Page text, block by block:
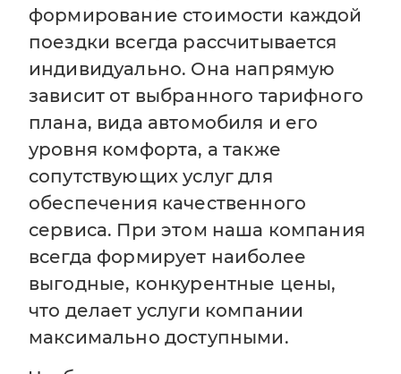
формирование стоимости каждой
поездки всегда рассчитывается
индивидуально. Она напрямую
зависит от выбранного тарифного
плана, вида автомобиля и его
уровня комфорта, а также
сопутствующих услуг для
обеспечения качественного
сервиса. При этом наша компания
всегда формирует наиболее
выгодные, конкурентные цены,
что делает услуги компании
максимально доступными.